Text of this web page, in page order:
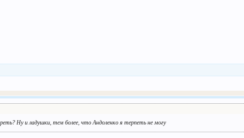
Ну и ладушки, тем более, что Андоленко я терпеть не могу